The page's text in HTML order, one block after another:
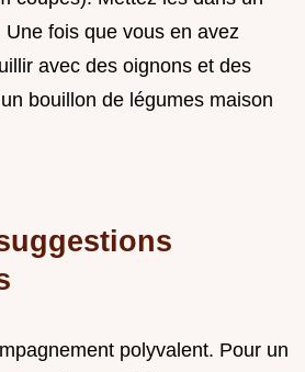
fois que vous en avez
avec des oignons et des
bouillon de légumes maison
polyvalent. Pour un